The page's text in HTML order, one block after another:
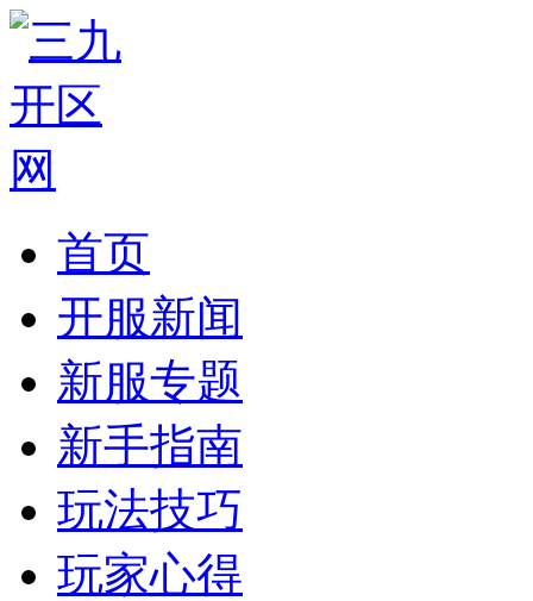
首页
开服新闻
新服专题
新手指南
玩法技巧
玩家心得